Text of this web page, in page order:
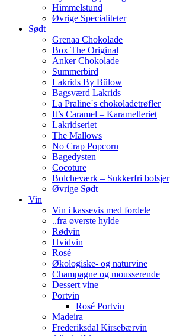
Himmelstund
Øvrige Specialiteter
Sødt
Grenaa Chokolade
Box The Original
Anker Chokolade
Summerbird
Lakrids By Bülow
Bagsværd Lakrids
La Praline´s chokoladetrøfler
It’s Caramel – Karamelleriet
Lakridseriet
The Mallows
No Crap Popcorn
Bagedysten
Cocoture
Bolcheværk – Sukkerfri bolsjer
Øvrige Sødt
Vin
Vin i kassevis med fordele
..fra øverste hylde
Rødvin
Hvidvin
Rosé
Økologiske- og naturvine
Champagne og mousserende
Dessert vine
Portvin
Rosé Portvin
Madeira
Frederiksdal Kirsebærvin